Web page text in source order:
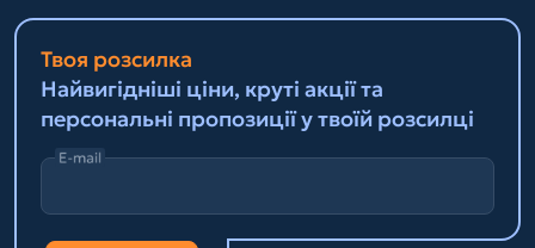
Твоя розсилка
Найвигідніші ціни, круті акції та
персональні пропозиції у твоїй розсилці
E-mail